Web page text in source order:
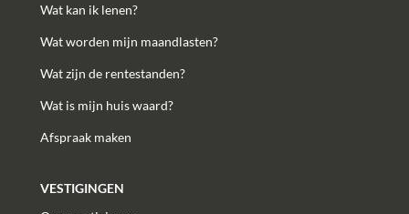
Wat kan ik lenen?
Wat worden mijn maandlasten?
Wat zijn de rentestanden?
Wat is mijn huis waard?
Afspraak maken
VESTIGINGEN